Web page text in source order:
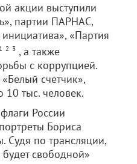
акции выступили
партии ПАРНАС,
«Партия
1 2 3 , а также
с коррупцией.
счетчик»,
10 тыс. человек.
России
Бориса
Судя по трансляции,
свободной»